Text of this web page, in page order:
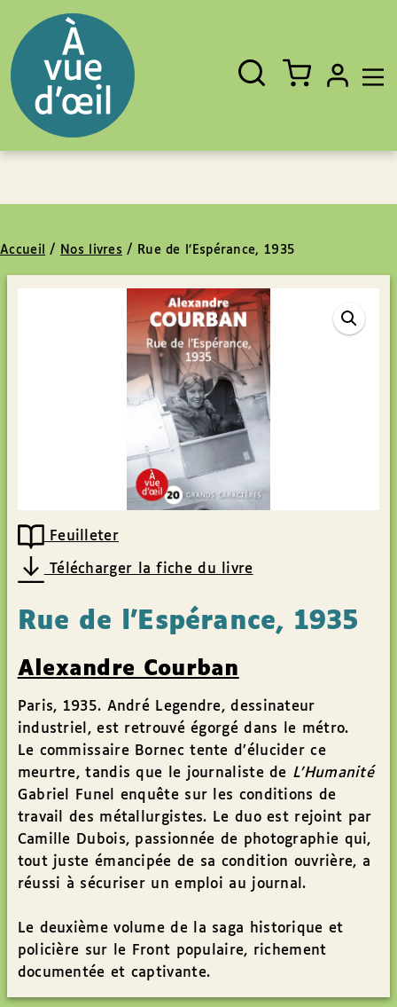
Fermer
Rechercher
un
livre,
un
auteur,
un
EAN
Accueil / Nos livres / Rue de l’Espérance, 1935
Feuilleter
Télécharger la fiche du livre
Rue de l’Espérance, 1935
Alexandre Courban
Paris, 1935. André Legendre, dessinateur
industriel, est retrouvé égorgé dans le métro.
Le commissaire Bornec tente d’élucider ce
meurtre, tandis que le journaliste de L’Humanité
Gabriel Funel enquête sur les conditions de
travail des métallurgistes. Le duo est rejoint par
Camille Dubois, passionnée de photographie qui,
tout juste émancipée de sa condition ouvrière, a
réussi à sécuriser un emploi au journal.
Le deuxième volume de la saga historique et
policière sur le Front populaire, richement
documentée et captivante.